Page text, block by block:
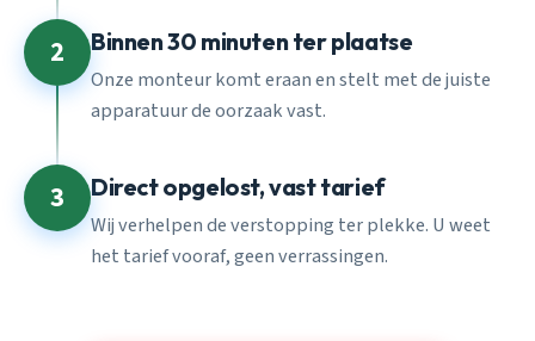
2 Binnen 30 minuten ter plaatse
Onze monteur komt eraan en stelt met de juiste
apparatuur de oorzaak vast.
3 Direct opgelost, vast tarief
Wij verhelpen de verstopping ter plekke. U weet
het tarief vooraf, geen verrassingen.